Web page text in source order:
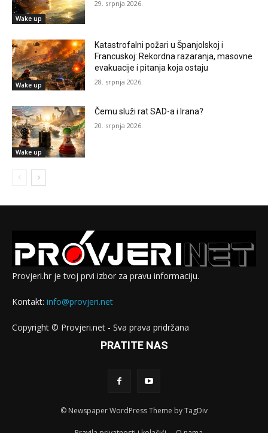
Wake up
29. srpnja 2026.
Wake up
Katastrofalni požari u Španjolskoj i
Francuskoj: Rekordna razaranja, masovne
evakuacije i pitanja koja ostaju
28. srpnja 2026.
Wake up
Čemu služi rat SAD-a i Irana?
20. srpnja 2026.
Provjeri.hr je tvoj prvi izbor za pravu informaciju.
Kontakt: info@provjeri.net
Copyright © Provjeri.net - Sva prava pridržana
PRATITE NAS
© Newspaper WordPress Theme by TagDiv